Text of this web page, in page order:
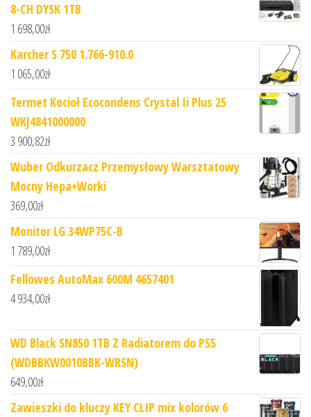
8-CH DYSK 1TB
1 698,00zł
Karcher S 750 1.766-910.0
1 065,00zł
Termet Kocioł Ecocondens Crystal Ii Plus 25
WKJ4841000000
3 900,82zł
Wuber Odkurzacz Przemysłowy Warsztatowy
Mocny Hepa+Worki
369,00zł
Monitor LG 34WP75C-B
1 789,00zł
Fellowes AutoMax 600M 4657401
4 934,00zł
WD Black SN850 1TB Z Radiatorem do PS5
(WDBBKW0010BBK-WRSN)
649,00zł
Zawieszki do kluczy KEY CLIP mix kolorów 6